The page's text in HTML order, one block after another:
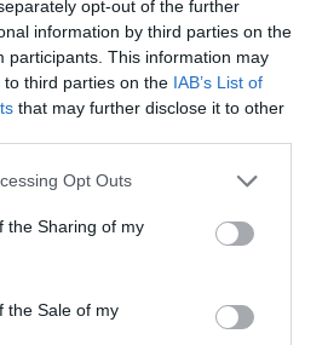
opt-out of the further
information by third parties on the
participants. This information may
third parties on the IAB’s List of
that may further disclose it to other
Opt Outs
the Sharing of my
the Sale of my